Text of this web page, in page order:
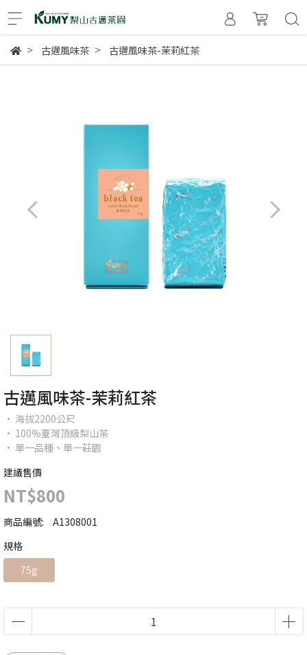
古邁風味茶 古邁風味茶-茉莉紅茶
古邁風味茶-茉莉紅茶
• 海拔2200公尺
• 100%臺灣頂級梨山茶
• 單一品種、單一莊園
建議售價
NT$800
商品編號:
A1308001
規格
75g